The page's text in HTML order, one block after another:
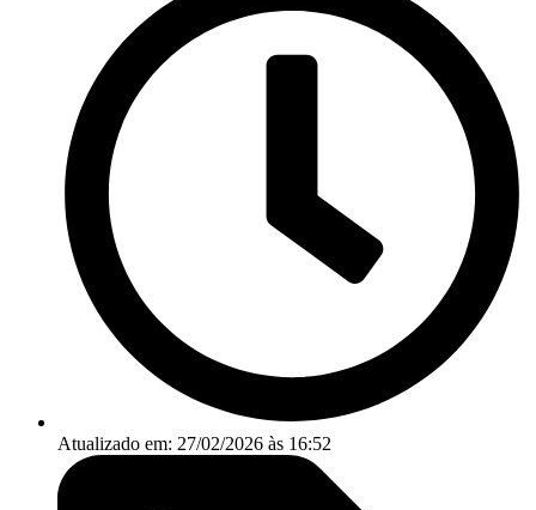
Atualizado em: 27/02/2026 às 16:52